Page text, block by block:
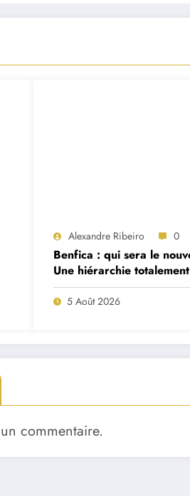
Alexandre Ribeiro 0
Benfica : qui sera le
Une hiérarchie
deux départs majeurs
5 Août 2026
commentaire.